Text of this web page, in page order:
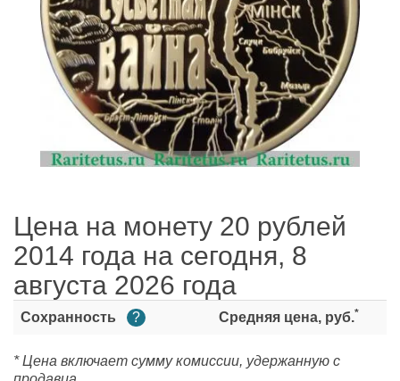
Цена на монету 20 рублей
2014 года на сегодня, 8
августа 2026 года
Сохранность ? Средняя цена, руб.*
* Цена включает сумму комиссии, удержанную с